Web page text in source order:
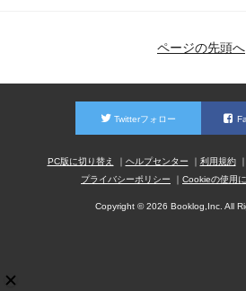
ページの先頭へ
Twitterフォロー
PC版に切り替え ヘルプセンター 利用規約
プライバシーポリシー
Cookieの使用
Copyright © 2026 Booklog,Inc. All